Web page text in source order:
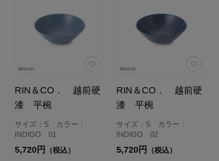
RIN＆CO． 越前硬
漆 平椀
サイズ：S カラー：
INDIGO 01
5,720円 （税込）
RIN＆CO． 越前硬
漆 平椀
サイズ：S カラー：
INDIGO 02
5,720円 （税込）